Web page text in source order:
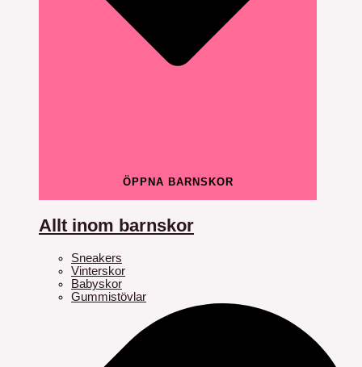
ÖPPNA BARNSKOR
Allt inom barnskor
Sneakers
Vinterskor
Babyskor
Gummistövlar